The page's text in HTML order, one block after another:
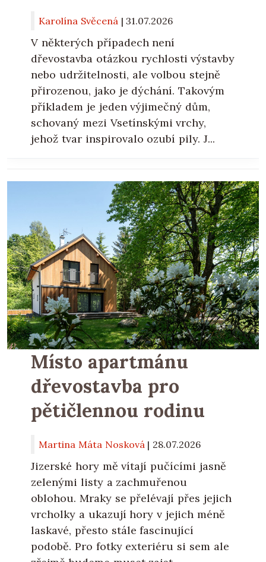
Karolína Svěcená |31.07.2026
V některých případech není
dřevostavba otázkou rychlosti výstavby
nebo udržitelnosti, ale volbou stejně
přirozenou, jako je dýchání. Takovým
příkladem je jeden výjimečný dům,
schovaný mezi Vsetínskými vrchy,
jehož tvar inspirovalo ozubí pily. J...
Místo apartmánu
dřevostavba pro
pětičlennou rodinu
Martina Máta Nosková | 28.07.2026
Jizerské hory mě vítají pučícími jasně
zelenými listy a zachmuřenou
oblohou. Mraky se přelévají přes jejich
vrcholky a ukazují hory v jejich méně
laskavé, přesto stále fascinující
podobě. Pro fotky exteriéru si sem ale